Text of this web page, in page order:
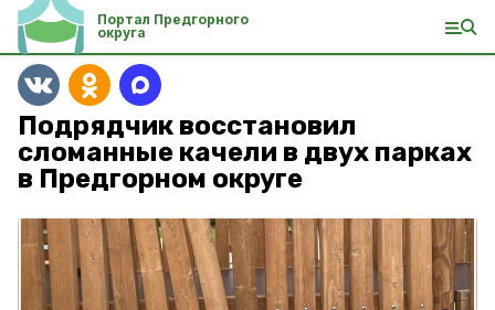
Портал Предгорного
округа
Подрядчик восстановил
сломанные качели в двух парках
в Предгорном округе